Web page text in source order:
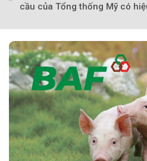
cầu của Tổng thống Mỹ có